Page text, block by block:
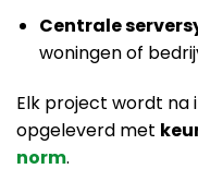
Centrale
woningen of
Elk project wordt na
opgeleverd met
norm.